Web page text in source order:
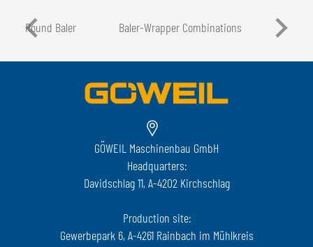
Round Baler Baler-Wrapper Combinations
GÖWEIL Maschinenbau GmbH
Headquarters:
Davidschlag 11, A-4202 Kirchschlag
Production site:
Gewerbepark 6, A-4261 Rainbach im Mühlkreis